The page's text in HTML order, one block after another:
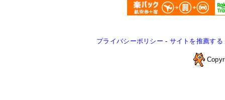
プライバシーポリシー - サイトを推薦する